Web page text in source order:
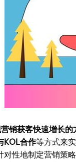
销获客快速增长的
KOL合作等方式来
对性地制定营销策